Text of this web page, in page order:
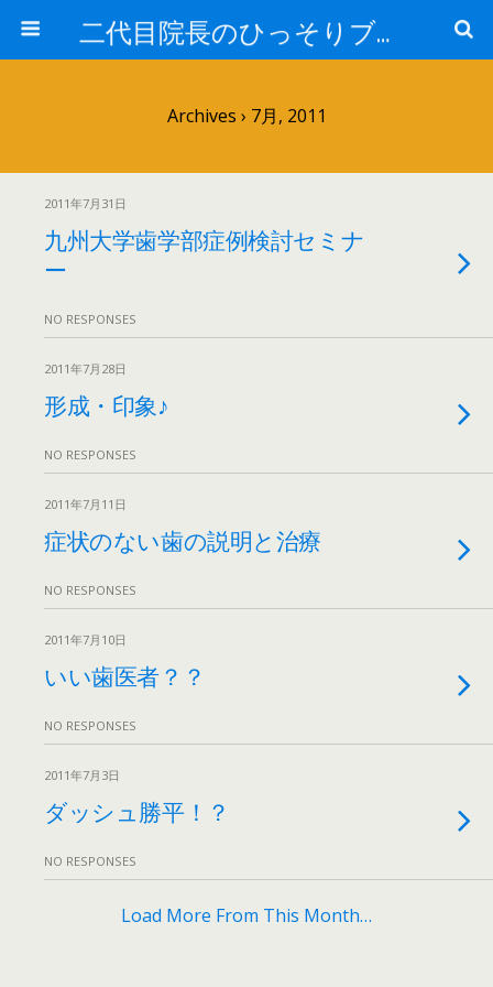
二代目院長のひっそりブログ
Archives › 7月, 2011
2011年7月31日
九州大学歯学部症例検討セミナ
ー
NO RESPONSES
2011年7月28日
形成・印象♪
NO RESPONSES
2011年7月11日
症状のない歯の説明と治療
NO RESPONSES
2011年7月10日
いい歯医者？？
NO RESPONSES
2011年7月3日
ダッシュ勝平！？
NO RESPONSES
Load More From This Month…